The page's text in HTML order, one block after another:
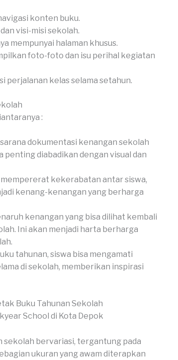
konten buku.
visi-misi sekolah.
mempunyai halaman khusus.
foto-foto dan isu perihal kegiatan
perjalanan kelas selama setahun.
:
dokumentasi kenangan sekolah
diabadikan dengan visual dan
kekerabatan antar siswa,
kenang-kenangan yang berharga
kenangan yang bisa dilihat kembali
Ini akan menjadi harta berharga
tahunan, siswa bisa mengamati
di sekolah, memberikan inspirasi
Buku Tahunan Sekolah
bervariasi, tergantung pada
ukuran yang awam diterapkan